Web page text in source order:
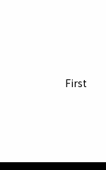
「幹嘛不賣掉」
趣。不要輕易剝
討論，各界人士也
First